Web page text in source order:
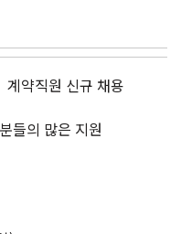
약직원 신규 채용
들의 많은 지원